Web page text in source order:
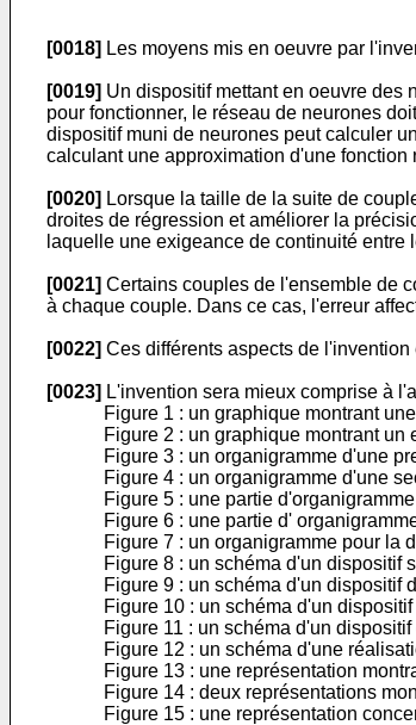
[0018] Les moyens mis en oeuvre par
[0019] Un dispositif mettant en oeuvre des
pour fonctionner, le réseau de neurones
dispositif muni de neurones peut calculer
calculant une approximation d'une
[0020] Lorsque la taille de la suite de
droites de régression et améliorer la
laquelle une exigeance de continuité entre
[0021] Certains couples de l'ensemble de
à chaque couple. Dans ce cas, l'erreur
[0022] Ces différents aspects de
[0023] L'invention sera mieux comprise à
Figure 1 : un graphique montrant
Figure 2 : un graphique montrant
Figure 3 : un organigramme d'une
Figure 4 : un organigramme d'une
Figure 5 : une partie
Figure 6 : une partie d'
Figure 7 : un organigramme pour la
Figure 8 : un schéma d'un dispositif
Figure 9 : un schéma d'un dispositif
Figure 10 : un schéma d'un
Figure 11 : un schéma d'un
Figure 12 : un schéma d'une
Figure 13 : une représentation
Figure 14 : deux représentations
Figure 15 : une représentation